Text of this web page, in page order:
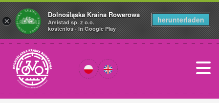
×
Dolnośląska Kraina Rowerowa
Amistad sp. z o.o.
kostenlos - In Google Play
herunterladen